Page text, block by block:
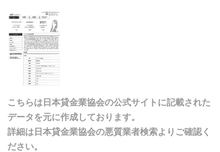
こちらは日本貸金業協会の公式サイトに記載された
データを元に作成しております。
詳細は日本貸金業協会の悪質業者検索よりご確認く
ださい。